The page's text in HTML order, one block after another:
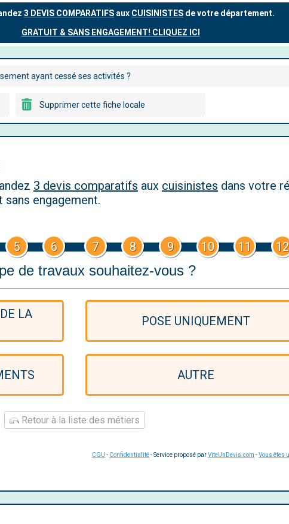
ayant cessé ses activités ?
Supprimer cette fiche locale
3 devis comparatifs aux cuisinistes dans votre
sans engagement.
5 6 7 8 9 10 11 12
de travaux souhaitez-vous ?
LA
POSE UNIQUEMENT
AUTRE
Retour à la liste des métiers
CGU - Confidentialité- Service proposé parViteUnDevis.com -Vous êtes